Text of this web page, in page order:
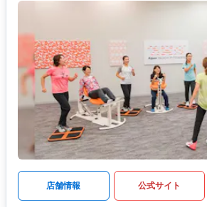
店舗情報 公式サイト